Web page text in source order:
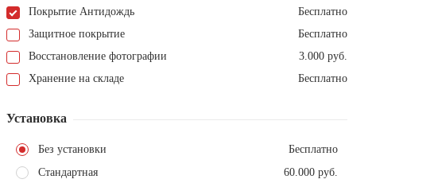
Покрытие Антидождь
Бесплатно
Защитное покрытие
Бесплатно
Восстановление фотографии
3.000 руб.
Хранение на складе
Бесплатно
Установка
Без установки
Бесплатно
Стандартная
60.000 руб.